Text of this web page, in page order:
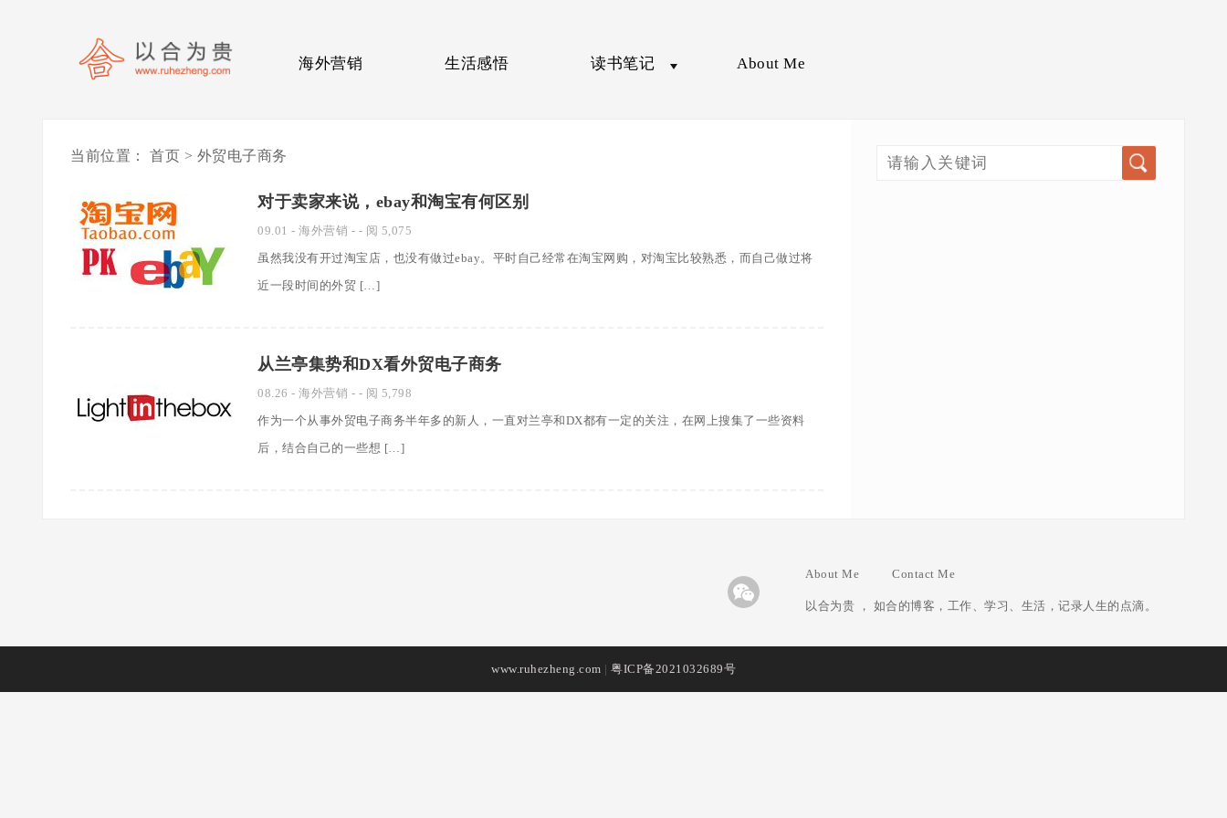
海外营销 生活感悟 读书笔记 About Me
当前位置： 首页 > 外贸电子商务
对于卖家来说，ebay和淘宝有何区别
09.01 - 海外营销 - - 阅 5,075
虽然我没有开过淘宝店，也没有做过ebay。平时自己经常在淘宝网购，对淘宝比较熟悉，而自己做过将
近一段时间的外贸 […]
从兰亭集势和DX看外贸电子商务
08.26 - 海外营销 - - 阅 5,798
作为一个从事外贸电子商务半年多的新人，一直对兰亭和DX都有一定的关注，在网上搜集了一些资料
后，结合自己的一些想 […]
About Me Contact Me
以合为贵 ， 如合的博客，工作、学习、生活，记录人生的点滴。
www.ruhezheng.com | 粤ICP备2021032689号